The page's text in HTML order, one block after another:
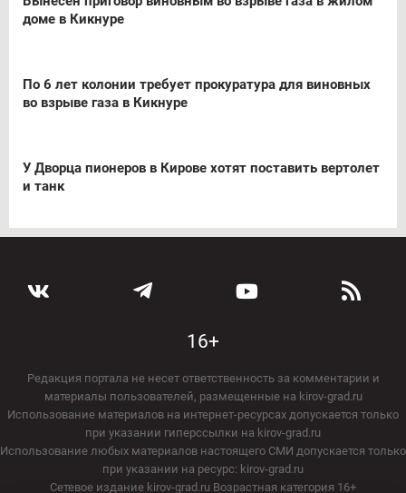
доме в Кикнуре
По 6 лет колонии требует прокуратура для виновных
во взрыве газа в Кикнуре
У Дворца пионеров в Кирове хотят поставить вертолет
и танк
16+
Редакция портала не несет ответственность за комментарии и
материалы пользователей, размещенные на kirov-grad.ru
Использование материалов на интернет-ресурсах допускается только
при указании гиперссылки на kirov-grad.ru
Использование любых материалов настоящего СМИ допускается только
при указании на ресурс: kirov-grad.ru
Сетевое издание kirov-grad.ru Возрастная категория 16+